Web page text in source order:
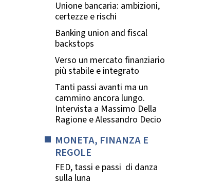
Unione bancaria: ambizioni,
certezze e rischi
Banking union and fiscal
backstops
Verso un mercato finanziario
più stabile e integrato
Tanti passi avanti ma un
cammino ancora lungo.
Intervista a Massimo Della
Ragione e Alessandro Decio
MONETA, FINANZA E
REGOLE
FED, tassi e passi di danza
sulla luna